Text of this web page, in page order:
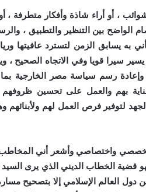
، أو أراء شاذة وأفكار متطرفة
الواضح بين التنظير والتطبيق ،
يسابق الزمن لتسترد عافيتها
يسير سيرا قويا وفي الاتجاه الصحيح
وإعادة رسم سياسة مصر الخارجية
بهم والعمل على تحسين ظروفهم
لتوفير فرص العمل لهم ولأبنائهم
واختصاصي وأشعر أني المخاطب
قضية الخطاب الديني الذي يرى
دول العالم الإسلامي إلا بتصحيح